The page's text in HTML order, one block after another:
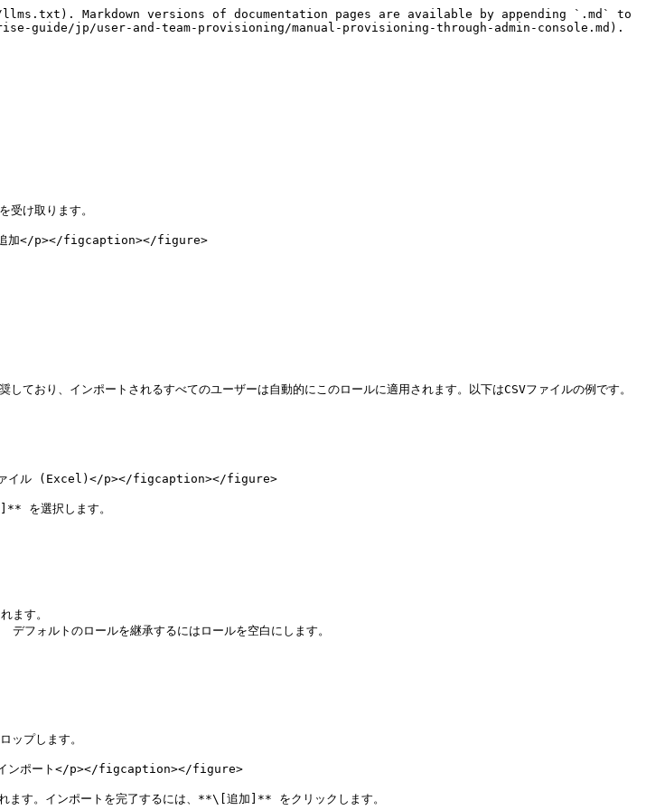
Markdown versions of documentation pages are available by appending `.md` to
guide/jp/user-and-team-provisioning/manual-provisioning-through-admin-console.md).
受け取ります。
追加</p></figcaption></figure>
ており、インポートされるすべてのユーザーは自動的にこのロールに適用されます。以下はCSVファイルの例です。
ァイル (Excel)</p></figcaption></figure>
を選択します。
ます。
フォルトのロールを継承するにはロールを空白にします。
プします。
ポート</p></figcaption></figure>
ます。インポートを完了するには、**\[追加]** をクリックします。